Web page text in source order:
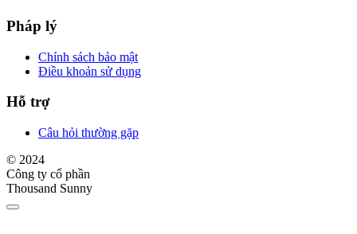
Pháp lý
Chính sách bảo mật
Điều khoản sử dụng
Hỗ trợ
Câu hỏi thường gặp
© 2024
Công ty cổ phần
Thousand Sunny